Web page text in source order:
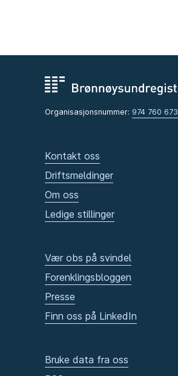
Organisasjonsnummer: 974 760 673
Kontakt oss
Driftsmeldinger
Om oss
Ledige stillinger
Vær obs på svindel
Forenklingsbloggen
Presse
Finn oss på LinkedIn
Bruke data fra oss